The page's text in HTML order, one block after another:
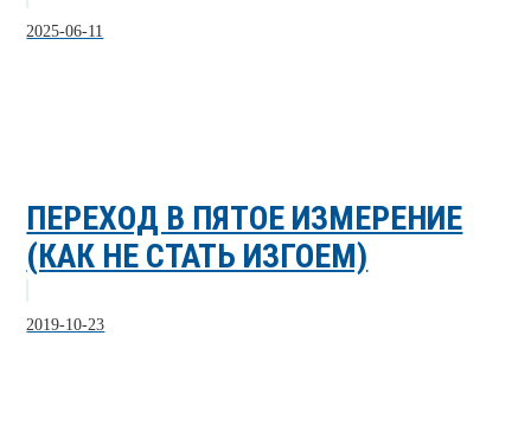
2025-06-11
ПЕРЕХОД В ПЯТОЕ ИЗМЕРЕНИЕ
(КАК НЕ СТАТЬ ИЗГОЕМ)
2019-10-23